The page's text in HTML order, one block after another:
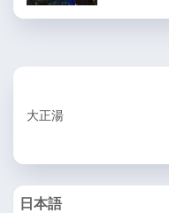
大正湯
日本語